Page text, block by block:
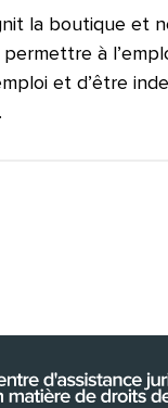
la boutique et
à
et d’être